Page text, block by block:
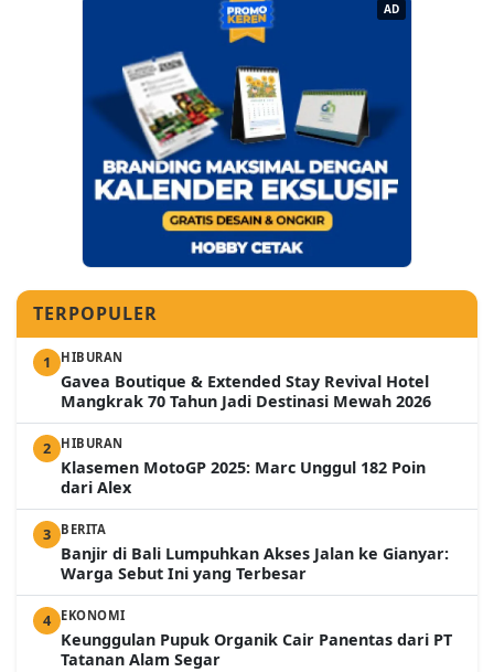
AD
TERPOPULER
1 HIBURAN
Gavea Boutique & Extended Stay Revival Hotel
Mangkrak 70 Tahun Jadi Destinasi Mewah 2026
2 HIBURAN
Klasemen MotoGP 2025: Marc Unggul 182 Poin
dari Alex
3 BERITA
Banjir di Bali Lumpuhkan Akses Jalan ke Gianyar:
Warga Sebut Ini yang Terbesar
4 EKONOMI
Keunggulan Pupuk Organik Cair Panentas dari PT
Tatanan Alam Segar